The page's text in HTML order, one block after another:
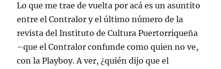
Lo que me trae de vuelta por acá es un asuntito
entre el Contralor y el último número de la
revista del Instituto de Cultura Puertorriqueña
–que el Contralor confunde como quien no ve,
con la Playboy. A ver, ¿quién dijo que el